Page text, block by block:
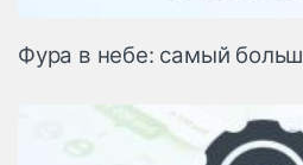
Фура в небе: самый